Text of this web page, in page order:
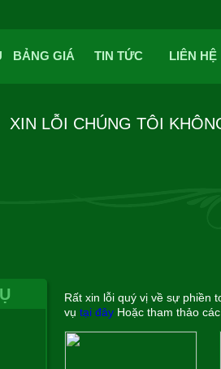
BẢNG GIÁ TIN TỨC LIÊN HỆ
XIN LỖI CHÚNG TÔI
Rất xin lỗi quý vị về sự phiền
vụ tại đây Hoặc tham thảo